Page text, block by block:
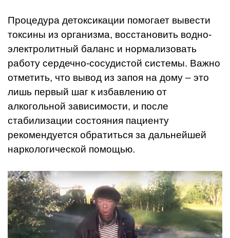
Процедура детоксикации помогает вывести
токсины из организма, восстановить водно-
электролитный баланс и нормализовать
работу сердечно-сосудистой системы. Важно
отметить, что вывод из запоя на дому – это
лишь первый шаг к избавлению от
алкогольной зависимости, и после
стабилизации состояния пациенту
рекомендуется обратиться за дальнейшей
наркологической помощью.